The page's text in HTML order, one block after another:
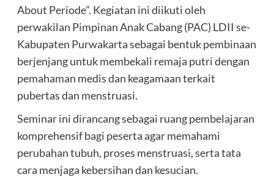
About Periode”. Kegiatan ini diikuti oleh
perwakilan Pimpinan Anak Cabang (PAC) LDII se-
Kabupaten Purwakarta sebagai bentuk pembinaan
berjenjang untuk membekali remaja putri dengan
pemahaman medis dan keagamaan terkait
pubertas dan menstruasi.
Seminar ini dirancang sebagai ruang pembelajaran
komprehensif bagi peserta agar memahami
perubahan tubuh, proses menstruasi, serta tata
cara menjaga kebersihan dan kesucian.